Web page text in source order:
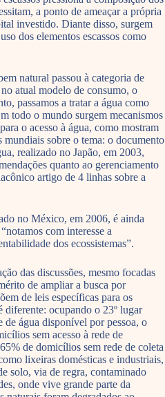
a ponto de ameaçar a própria
investido. Diante disso, surgem
dos elementos escassos como
natural passou à categoria de
atual modelo de consumo, o
passamos a tratar a água como
todo o mundo surgem mecanismos
o acesso à água, como mostram
mundiais sobre o tema: o documento
realizado no Japão, em 2003,
quanto ao gerenciamento
artigo de 4 linhas sobre a
no México, em 2006, é ainda
com interesse a
dos ecossistemas”.
das discussões, mesmo focadas
de ampliar a busca por
de leis específicas para os
ocupando o 23º lugar
de água disponível por pessoa, o
sem acesso à rede de
de domicílios sem rede de coleta
lixeiras domésticas e industriais,
solo, via de regra, contaminado
onde vive grande parte da